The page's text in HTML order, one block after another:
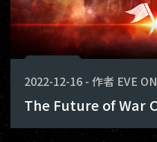
2022-12-16 - 作者 EVE
The Future of War